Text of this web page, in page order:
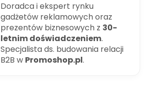
Doradca i ekspert rynku
gadżetów reklamowych oraz
prezentów biznesowych z 30-
letnim doświadczeniem.
Specjalista ds. budowania relacji
B2B w Promoshop.pl.